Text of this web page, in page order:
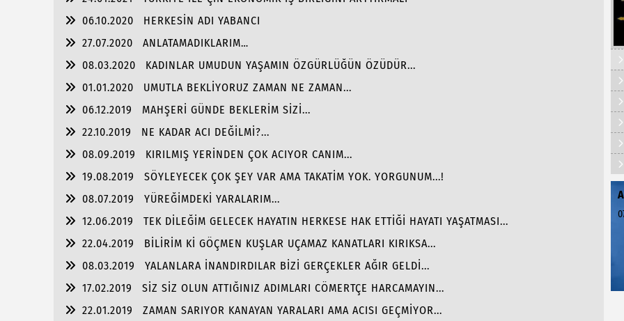
06.10.2020
HERKESİN ADI YABANCI
27.07.2020
ANLATAMADIKLARIM…
08.03.2020
KADINLAR UMUDUN YAŞAMIN ÖZGÜRLÜĞÜN ÖZÜDÜR...
01.01.2020
UMUTLA BEKLİYORUZ ZAMAN NE ZAMAN...
06.12.2019
MAHŞERİ GÜNDE BEKLERİM SİZİ...
22.10.2019
NE KADAR ACI DEĞİLMİ?...
08.09.2019
KIRILMIŞ YERİNDEN ÇOK ACIYOR CANIM...
19.08.2019
SÖYLEYECEK ÇOK ŞEY VAR AMA TAKATİM YOK. YORGUNUM...!
08.07.2019
YÜREĞİMDEKİ YARALARIM...
12.06.2019
TEK DİLEĞİM GELECEK HAYATIN HERKESE HAK ETTİĞİ HAYATI YAŞATMASI...
22.04.2019
BİLİRİM Kİ GÖÇMEN KUŞLAR UÇAMAZ KANATLARI KIRIKSA...
08.03.2019
YALANLARA İNANDIRDILAR BİZİ GERÇEKLER AĞIR GELDİ...
17.02.2019
SİZ SİZ OLUN ATTIĞINIZ ADIMLARI CÖMERTÇE HARCAMAYIN...
22.01.2019
ZAMAN SARIYOR KANAYAN YARALARI AMA ACISI GEÇMİYOR...